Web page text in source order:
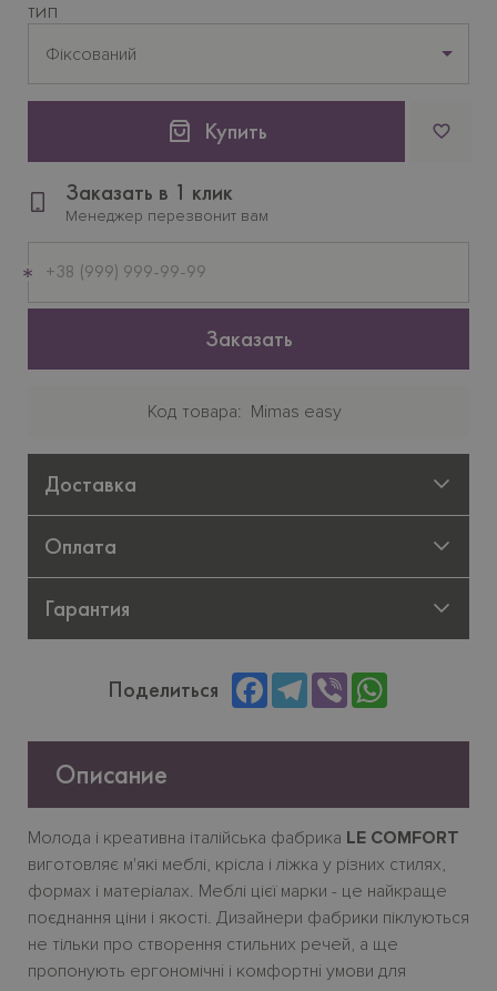
ТИП
Фіксований
Купить
Заказать в 1 клик
Менеджер перезвонит вам
телефон
Заказать
Код товара Mimas easy
Доставка
Оплата
Гарантия
Поделиться FacebookTelegram
Viber
Описание
Молода і креативна італійська фабрика LE COMFORT
виготовляє м'які меблі, крісла і ліжка у різних стилях,
формах і матеріалах. Меблі цієї марки - це найкраще
поєднання ціни і якості. Дизайнери фабрики піклуються
не тільки про створення стильних речей, а ще
пропонують ергономічнi і комфортнi умови для